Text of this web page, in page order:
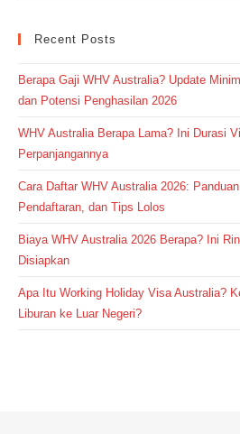
Recent Posts
Berapa Gaji WHV Australia? Update
dan Potensi Penghasilan 2026
WHV Australia Berapa Lama? Ini Durasi
Perpanjangannya
Cara Daftar WHV Australia 2026:
Pendaftaran, dan Tips Lolos
Biaya WHV Australia 2026 Berapa? Ini
Disiapkan
Apa Itu Working Holiday Visa Australia?
Liburan ke Luar Negeri?